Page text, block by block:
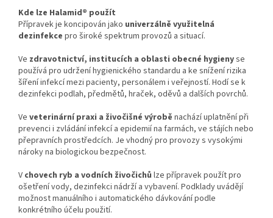
Kde lze Halamid® použít
Přípravek je koncipován jako univerzálně využitelná
dezinfekce pro široké spektrum provozů a situací.
Ve zdravotnictví, institucích a oblasti obecné hygienyse
používá pro udržení hygienického standardu a ke snížení rizika
šíření infekcí mezi pacienty, personálem i veřejností. Hodí se k
dezinfekci podlah, předmětů, hraček, oděvů a dalších povrchů.
Ve veterinární praxi a živočišné výrobě nachází uplatnění při
prevenci i zvládání infekcí a epidemií na farmách, ve stájích nebo
přepravních prostředcích. Je vhodný pro provozy s vysokými
nároky na biologickou bezpečnost.
V chovech ryb a vodních živočichů lze přípravek použít pro
ošetření vody, dezinfekci nádrží a vybavení. Podklady uvádějí
možnost manuálního i automatického dávkování podle
konkrétního účelu použití.